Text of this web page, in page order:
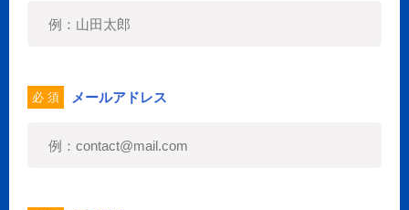
必 須 メールアドレス